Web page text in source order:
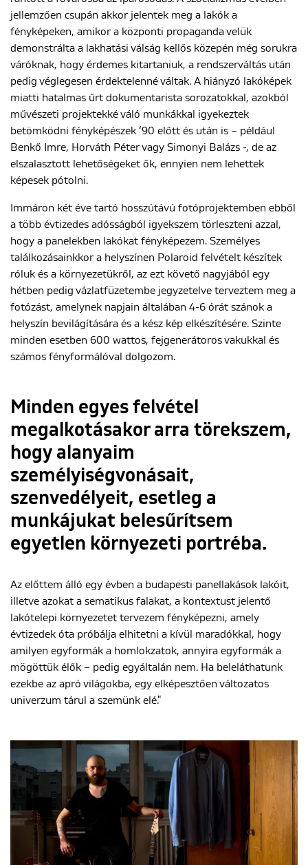
jellemzően csupán akkor jelentek meg a lakók a
fényképeken, amikor a központi propaganda velük
demonstrálta a lakhatási válság kellős közepén még sorukra
váróknak, hogy érdemes kitartaniuk, a rendszerváltás után
pedig véglegesen érdektelenné váltak. A hiányzó lakóképek
miatti hatalmas űrt dokumentarista sorozatokkal, azokból
művészeti projektekké váló munkákkal igyekeztek
betömködni fényképészek ‘90 előtt és után is – például
Benkő Imre, Horváth Péter vagy Simonyi Balázs -, de az
elszalasztott lehetőségeket ők, ennyien nem lehettek
képesek pótolni.
Immáron két éve tartó hosszútávú fotóprojektemben ebből
a több évtizedes adósságból igyekszem törleszteni azzal,
hogy a panelekben lakókat fényképezem. Személyes
találkozásainkkor a helyszínen Polaroid felvételt készítek
róluk és a környezetükről, az ezt követő nagyjából egy
hétben pedig vázlatfüzetembe jegyzetelve terveztem meg a
fotózást, amelynek napjain általában 4-6 órát szánok a
helyszín bevilágítására és a kész kép elkészítésére. Szinte
minden esetben 600 wattos, fejgenerátoros vakukkal és
számos fényformálóval dolgozom.
Minden egyes felvétel
megalkotásakor arra törekszem,
hogy alanyaim
személyiségvonásait,
szenvedélyeit, esetleg a
munkájukat belesűrítsem
egyetlen környezeti portréba.
Az előttem álló egy évben a budapesti panellakások lakóit,
illetve azokat a sematikus falakat, a kontextust jelentő
lakótelepi környezetet tervezem fényképezni, amely
évtizedek óta próbálja elhitetni a kívül maradókkal, hogy
amilyen egyformák a homlokzatok, annyira egyformák a
mögöttük élők – pedig egyáltalán nem. Ha beleláthatunk
ezekbe az apró világokba, egy elképesztően változatos
univerzum tárul a szemünk elé."